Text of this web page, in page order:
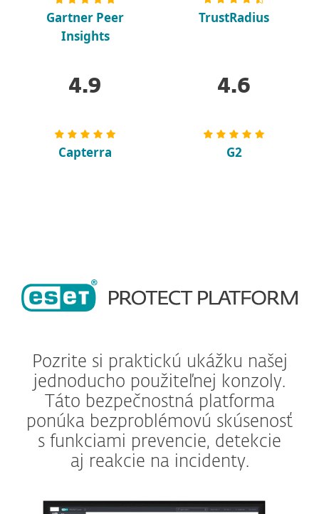
Gartner Peer
Insights
TrustRadius
4.9
Capterra
4.6
G2
Pozrite si praktickú ukážku našej
jednoducho použiteľnej konzoly.
Táto bezpečnostná platforma
ponúka bezproblémovú skúsenosť
s funkciami prevencie, detekcie
aj reakcie na incidenty.